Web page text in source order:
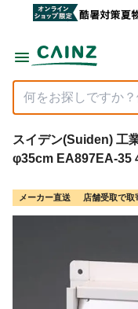
スイデン(Suiden) 工
φ35cm EA897EA-35
メーカー直送 店舗受取で取